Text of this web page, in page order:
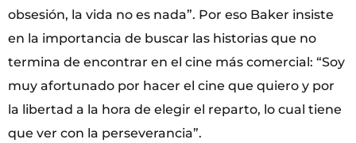
obsesión, la vida no es nada”. Por eso Baker insiste
en la importancia de buscar las historias que no
termina de encontrar en el cine más comercial: “Soy
muy afortunado por hacer el cine que quiero y por
la libertad a la hora de elegir el reparto, lo cual tiene
que ver con la perseverancia”.